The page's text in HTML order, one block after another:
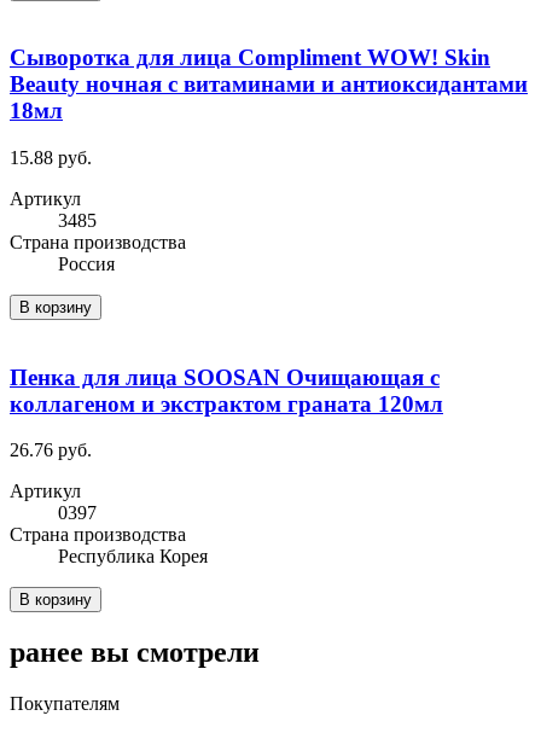
Сыворотка для лица Compliment WOW! Skin
Beauty ночная с витаминами и антиоксидантами
18мл
15.88 руб.
Артикул
3485
Cтрана производства
Россия
В корзину
Пенка для лица SOOSAN Очищающая с
коллагеном и экстрактом граната 120мл
26.76 руб.
Артикул
0397
Cтрана производства
Республика Корея
В корзину
ранее вы смотрели
Покупателям